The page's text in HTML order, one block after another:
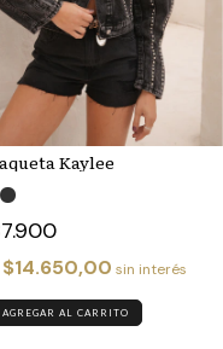
Kaylee
$14.650,00 sin interés
AGREGAR AL CARRITO